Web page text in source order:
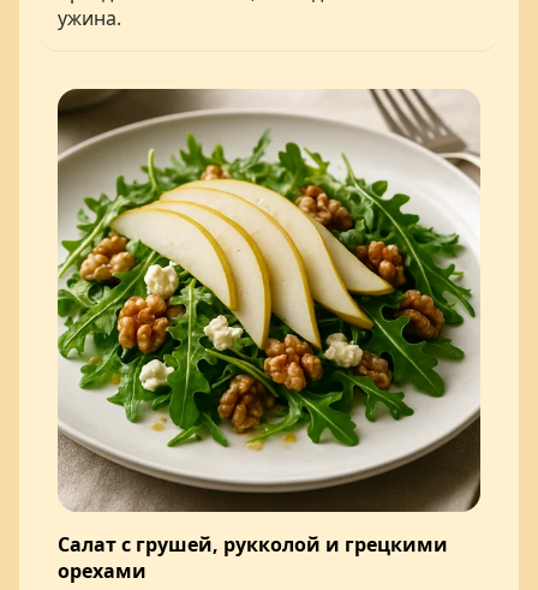
ужина.
Салат с грушей, рукколой и грецкими
орехами